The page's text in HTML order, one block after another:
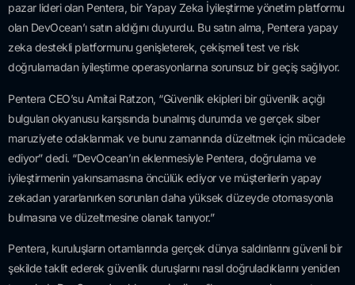
pazar lideri olan Pentera, bir Yapay Zeka İyileştirme yönetim platformu
olan DevOcean’ı satın aldığını duyurdu. Bu satın alma, Pentera yapay
zeka destekli platformunu genişleterek, çekişmeli test ve risk
doğrulamadan iyileştirme operasyonlarına sorunsuz bir geçiş sağlıyor.
Pentera CEO’su Amitai Ratzon, “Güvenlik ekipleri bir güvenlik açığı
bulguları okyanusu karşısında bunalmış durumda ve gerçek siber
maruziyete odaklanmak ve bunu zamanında düzeltmek için mücadele
ediyor” dedi. “DevOcean’ın eklenmesiyle Pentera, doğrulama ve
iyileştirmenin yakınsamasına öncülük ediyor ve müşterilerin yapay
zekadan yararlanırken sorunları daha yüksek düzeyde otomasyonla
bulmasına ve düzeltmesine olanak tanıyor.”
Pentera, kuruluşların ortamlarında gerçek dünya saldırılarını güvenli bir
şekilde taklit ederek güvenlik duruşlarını nasıl doğruladıklarını yeniden